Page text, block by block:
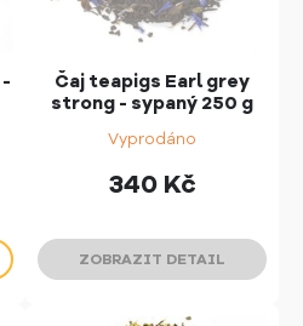
Čaj teapigs Earl grey
strong - sypaný 250 g
Vyprodáno
340 Kč
ZOBRAZIT DETAIL